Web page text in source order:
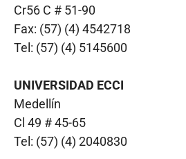
Cr56 C # 51-90
Fax: (57) (4) 4542718
Tel: (57) (4) 5145600
UNIVERSIDAD ECCI
Medellín
Cl 49 # 45-65
Tel: (57) (4) 2040830